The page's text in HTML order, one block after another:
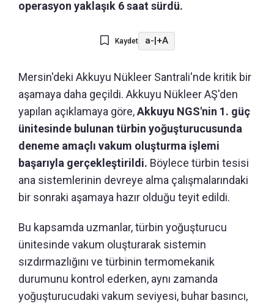
operasyon yaklaşık 6 saat sürdü.
Kaydet a-|+A
Mersin'deki Akkuyu Nükleer Santrali'nde kritik bir
aşamaya daha geçildi. Akkuyu Nükleer AŞ'den
yapılan açıklamaya göre,Akkuyu NGS'nin 1. güç
ünitesinde bulunan türbin yoğuşturucusunda
deneme amaçlı vakum oluşturma işlemi
başarıyla gerçekleştirildi. Böylece türbin tesisi
ana sistemlerinin devreye alma çalışmalarındaki
bir sonraki aşamaya hazır olduğu teyit edildi.
Bu kapsamda uzmanlar, türbin yoğuşturucu
ünitesinde vakum oluşturarak sistemin
sızdırmazlığını ve türbinin termomekanik
durumunu kontrol ederken, aynı zamanda
yoğuşturucudaki vakum seviyesi, buhar basıncı,